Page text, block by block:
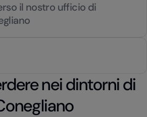
il nostro ufficio di
nei dintorni di